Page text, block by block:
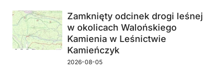
Zamknięty odcinek drogi leśnej
w okolicach Walońskiego
Kamienia w Leśnictwie
Kamieńczyk
2026-08-05